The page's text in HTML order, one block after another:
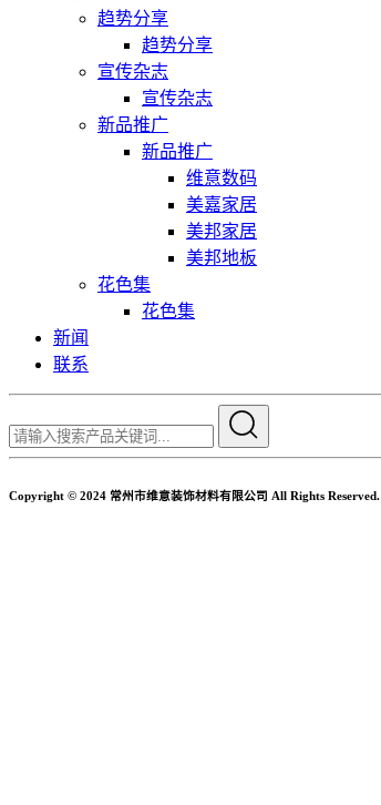
趋势分享
趋势分享
宣传杂志
宣传杂志
新品推广
新品推广
维意数码
美嘉家居
美邦家居
美邦地板
花色集
花色集
新闻
联系
Copyright © 2024 常州市维意装饰材料有限公司 All Rights Reserved.